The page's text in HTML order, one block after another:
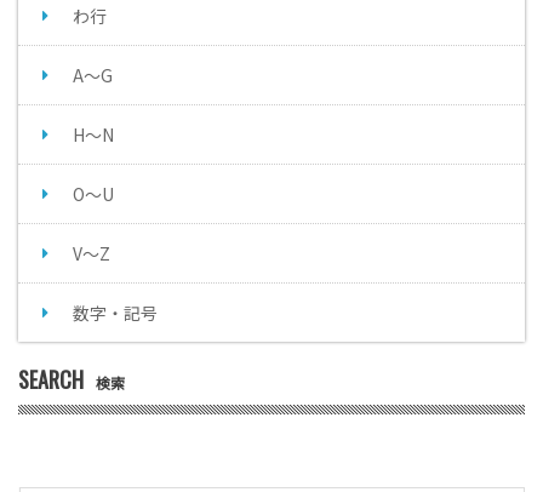
わ行
A～G
H～N
O～U
V～Z
数字・記号
SEARCH 検索